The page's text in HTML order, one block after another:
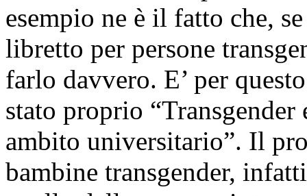
esempio ne è il fatto che,
libretto per persone
farlo davvero. E’ per
stato proprio
ambito universitario”. Il
bambine transgender,